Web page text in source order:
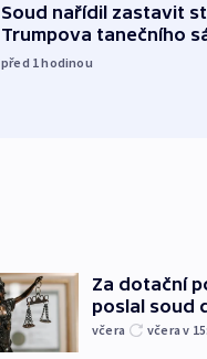
Soud nařídil zastavit
Trumpova tanečního
před 1hodinou
Za dotační
poslal soud
včera včera v